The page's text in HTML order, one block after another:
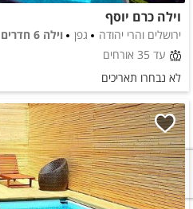
וילה כרם יוסף
ירושלים והרי יהודה גפן
וילה 6 חדרים
עד 35 אורחים
לא נבחרו תאריכים